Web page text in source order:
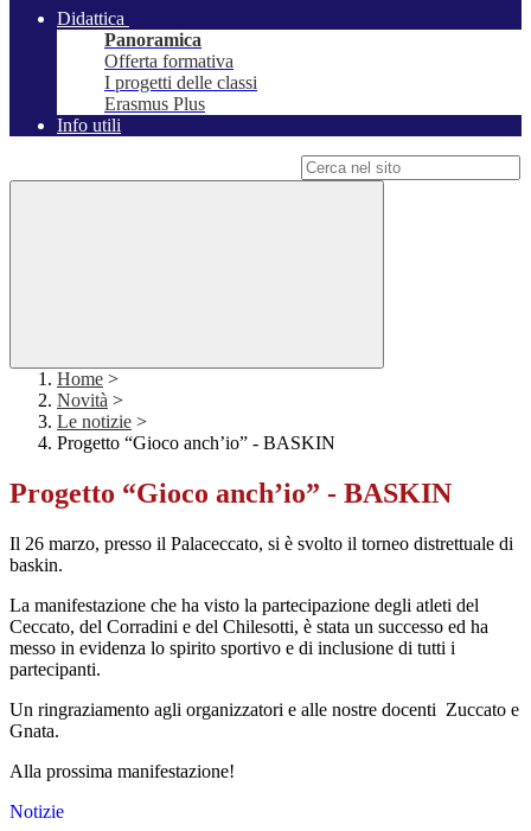
Didattica
Panoramica
Offerta formativa
I progetti delle classi
Erasmus Plus
Info utili
Home >
Novità >
Le notizie >
Progetto “Gioco anch’io” - BASKIN
Progetto “Gioco anch’io” - BASKIN
Il 26 marzo, presso il Palaceccato, si è svolto il torneo distrettuale di
baskin.
La manifestazione che ha visto la partecipazione degli atleti del
Ceccato, del Corradini e del Chilesotti, è stata un successo ed ha
messo in evidenza lo spirito sportivo e di inclusione di tutti i
partecipanti.
Un ringraziamento agli organizzatori e alle nostre docenti Zuccato e
Gnata.
Alla prossima manifestazione!
Notizie